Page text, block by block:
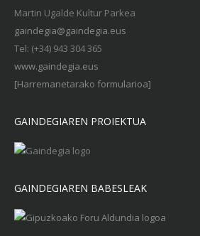
Martin Ugalde Kultur Parkea
gaindegia@gaindegia.eus
Tel: (+34) 943 304 365
www.gaindegia.eus
[Harremanetarako formularioa]
GAINDEGIAREN PROIEKTUA
GAINDEGIAREN BABESLEAK